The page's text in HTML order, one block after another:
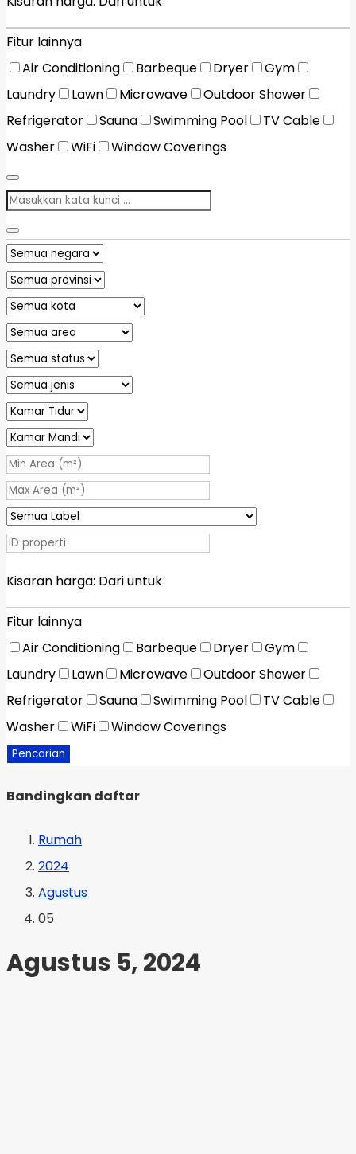
Fitur lainnya
Air Conditioning
Barbeque Dryer
Gym
Laundry
Lawn Microwave
Outdoor Shower
Refrigerator
Sauna Swimming Pool
TV Cable
Washer
WiFi Window Coverings
Kisaran harga: Dariuntuk
Fitur lainnya
Air Conditioning
Barbeque Dryer
Gym
Laundry
Lawn Microwave
Outdoor Shower
Refrigerator
Sauna Swimming Pool
TV Cable
Washer
WiFi Window Coverings
Pencarian
Bandingkan daftar
Rumah
2024
Agustus
05
Agustus 5, 2024